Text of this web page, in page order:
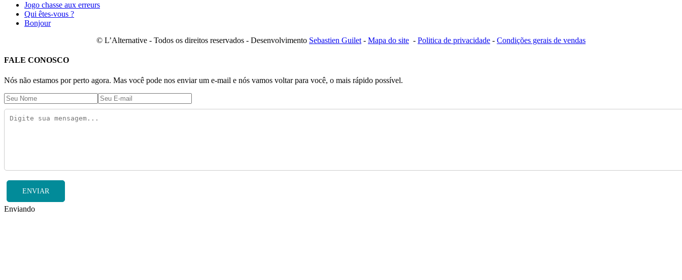
Jogo chasse aux erreurs
Qui êtes-vous ?
Bonjour
© L’Alternative - Todos os direitos reservados - Desenvolvimento Sebastien Guilet - Mapa do site - Politica de privacidade - Condições gerais de vendas
FALE CONOSCO
Nós não estamos por perto agora. Mas você pode nos enviar um e-mail e nós vamos voltar para você, o mais rápido possível.
ENVIAR
Enviando